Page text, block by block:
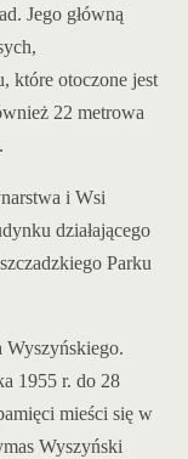
Jego główną
które otoczone jest
22 metrowa
i Wsi
działającego
Parku
Wyszyńskiego.
1955 r. do 28
mieści się w
Wyszyński